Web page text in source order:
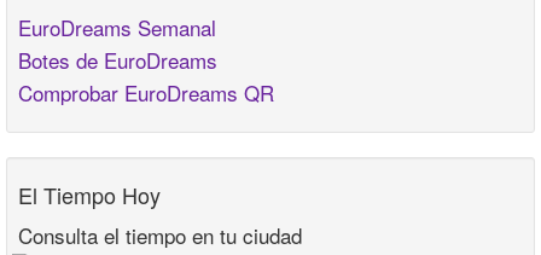
EuroDreams Semanal
Botes de EuroDreams
Comprobar EuroDreams QR
El Tiempo Hoy
Consulta el tiempo en tu ciudad